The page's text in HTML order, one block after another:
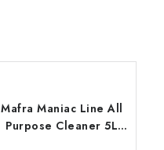
Mafra Maniac Line All
Purpose Cleaner 5L